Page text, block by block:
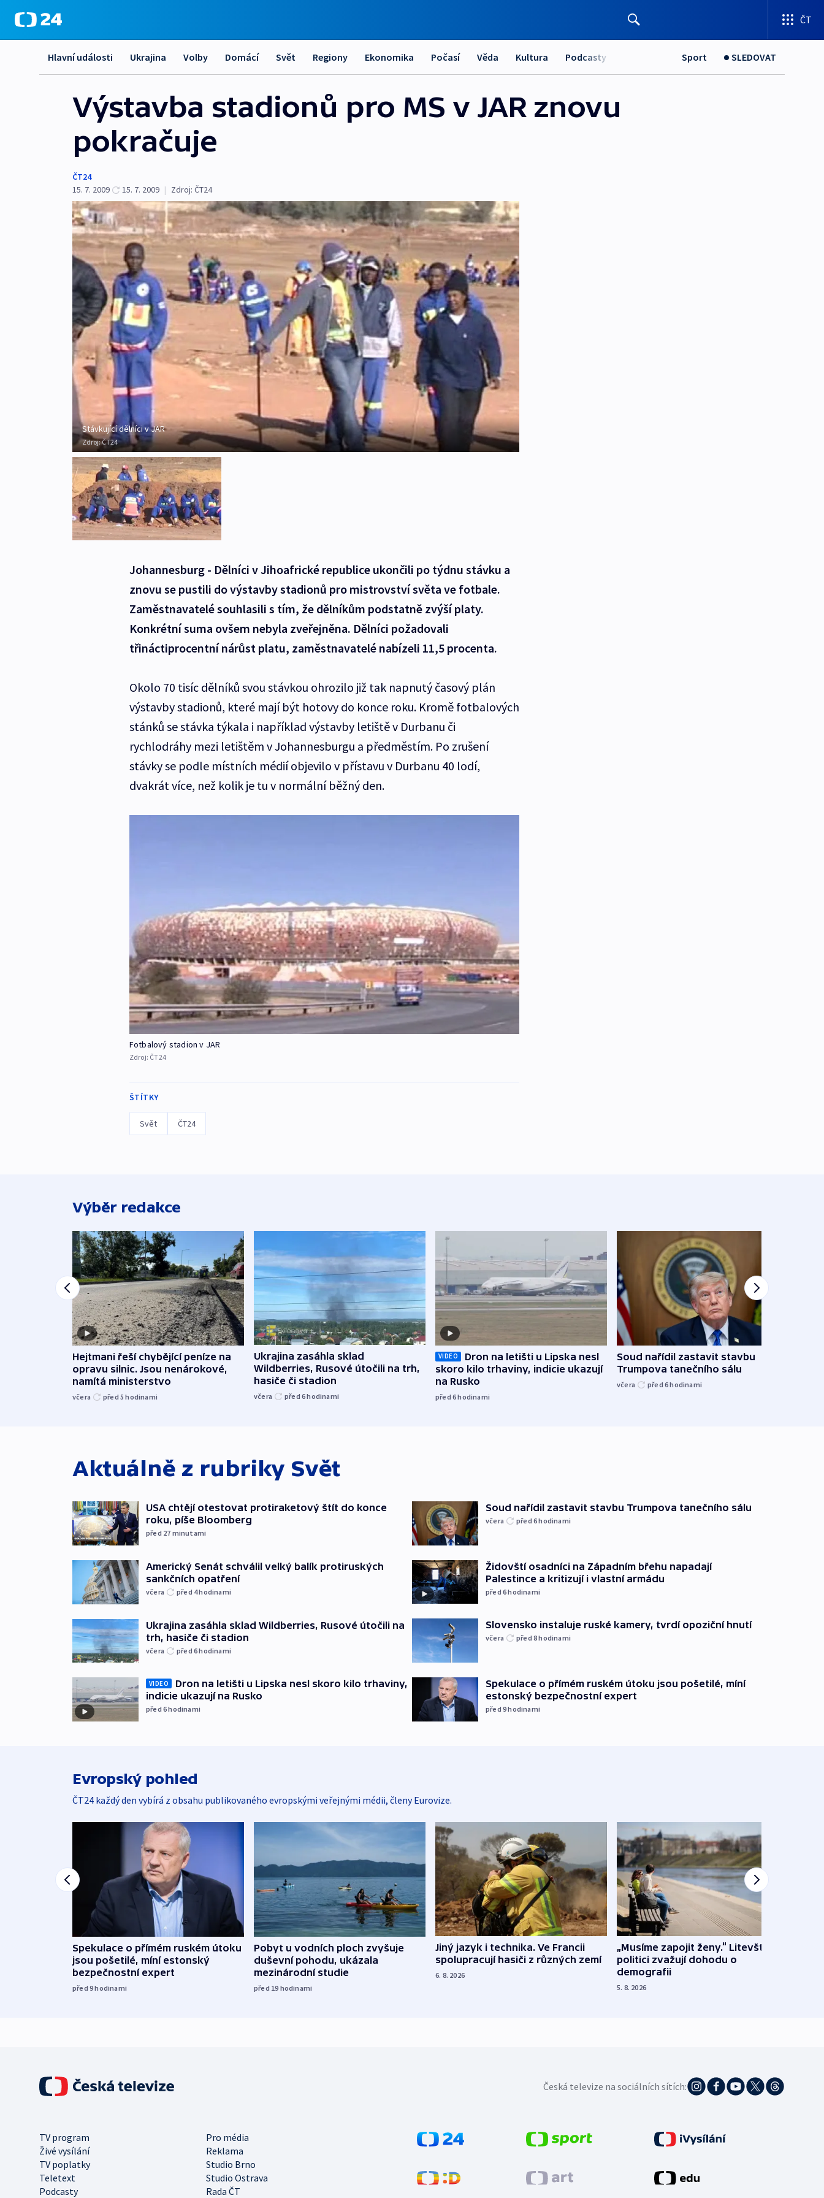
ČT
Hlavní události Ukrajina Volby Domácí Svět Regiony Ekonomika Počasí Věda Kultura Podcasty Sport SLEDOVAT
Výstavba stadionů pro MS v JAR znovu
pokračuje
ČT24
15. 7. 2009
15. 7. 2009 | Zdroj: ČT24
Stávkující dělníci v JAR
Zdroj:ČT24
Johannesburg - Dělníci v Jihoafrické republice ukončili po týdnu stávku a
znovu se pustili do výstavby stadionů pro mistrovství světa ve fotbale.
Zaměstnavatelé souhlasili s tím, že dělníkům podstatně zvýší platy.
Konkrétní suma ovšem nebyla zveřejněna. Dělníci požadovali
třináctiprocentní nárůst platu, zaměstnavatelé nabízeli 11,5 procenta.
Okolo 70 tisíc dělníků svou stávkou ohrozilo již tak napnutý časový plán
výstavby stadionů, které mají být hotovy do konce roku. Kromě fotbalových
stánků se stávka týkala i například výstavby letiště v Durbanu či
rychlodráhy mezi letištěm v Johannesburgu a předměstím. Po zrušení
stávky se podle místních médií objevilo v přístavu v Durbanu 40 lodí,
dvakrát více, než kolik je tu v normální běžný den.
Fotbalový stadion v JAR
Zdroj: ČT24
ŠTÍTKY
Svět ČT24
Výběr redakce
Hejtmani řeší chybějící peníze na
opravu silnic. Jsou nenárokové,
namítá ministerstvo
včera před 5hodinami
Ukrajina zasáhla sklad
Wildberries, Rusové útočili na trh,
hasiče či stadion
včera před 6hodinami
VIDEO
Dron na letišti u Lipska nesl
skoro kilo trhaviny, indicie ukazují
na Rusko
před 6hodinami
Soud nařídil zastavit stavbu
Trumpova tanečního sálu
včera před 6hodinami
Aktuálně z rubriky Svět
USA chtějí otestovat protiraketový štít do konce
roku, píše Bloomberg
před 27 minutami
Americký Senát schválil velký balík protiruských
sankčních opatření
včera před 4hodinami
Ukrajina zasáhla sklad Wildberries, Rusové útočili na
trh, hasiče či stadion
včera před 6hodinami
VIDEO
Dron na letišti u Lipska nesl skoro kilo trhaviny,
indicie ukazují na Rusko
před 6hodinami
Soud nařídil zastavit stavbu Trumpova tanečního sálu
včera před 6hodinami
Židovští osadníci na Západním břehu napadají
Palestince a kritizují i vlastní armádu
před 6hodinami
Slovensko instaluje ruské kamery, tvrdí opoziční hnutí
včera před 8hodinami
Spekulace o přímém ruském útoku jsou pošetilé, míní
estonský bezpečnostní expert
před 9hodinami
Evropský pohled
ČT24 každý den vybírá z obsahu publikovaného evropskými veřejnými médii, členy Eurovize.
Spekulace o přímém ruském útoku
jsou pošetilé, míní estonský
bezpečnostní expert
před 9hodinami
Pobyt u vodních ploch zvyšuje
duševní pohodu, ukázala
mezinárodní studie
před 19 hodinami
Jiný jazyk i technika. Ve Francii
spolupracují hasiči z různých zemí
6. 8. 2026
„Musíme zapojit ženy.“ Litevští
politici zvažují dohodu o
demografii
5. 8. 2026
Česká televize na sociálních sítích:
TV program
Pro média
Živé vysílání
Reklama
TV poplatky
Studio Brno
Teletext
Studio Ostrava
Podcasty
Rada ČT